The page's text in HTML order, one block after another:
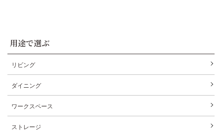
用途で選ぶ
リビング
ダイニング
ワークスペース
ストレージ